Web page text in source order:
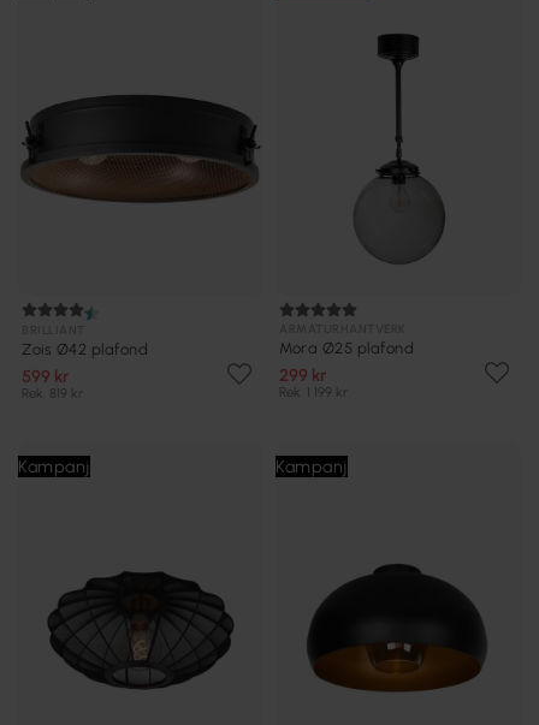
Zois Ø42 plafond
599 kr
Rek. 819 kr
Mora Ø25 plafond
299 kr
Rek. 1 199 kr
Kampanj Kampanj